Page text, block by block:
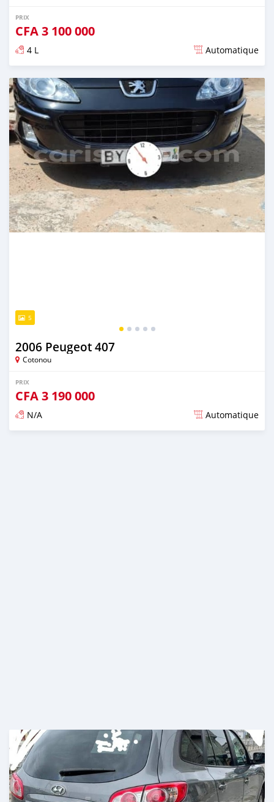
PRIX
CFA3 100 000
4 L Automatique
Publié il y a presque 4 ans
5
2006 Peugeot 407
Cotonou
PRIX
CFA3 190 000
N/A Automatique